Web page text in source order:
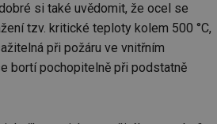
si také uvědomit, že ocel se
tzv. kritické teploty kolem 500 °C,
při požáru ve vnitřním
bortí pochopitelně při podstatně